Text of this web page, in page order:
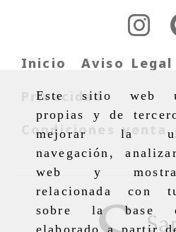
Este sitio web
propias y de
mejorar la
navegación,
web y
relacionada con
sobre la base
Inicio Aviso Legal
Privacidad
Condiciones venta